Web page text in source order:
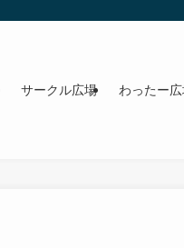
サークル広場 わったー